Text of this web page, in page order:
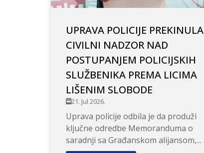
UPRAVA POLICIJE PREKINULA
CIVILNI NADZOR NAD
POSTUPANJEM POLICIJSKIH
SLUŽBENIKA PREMA LICIMA
LIŠENIM SLOBODE
21. Jul 2026.
Uprava policije odbila je da produži
ključne odredbe Memoranduma o
saradnji sa Građanskom alijansom,...